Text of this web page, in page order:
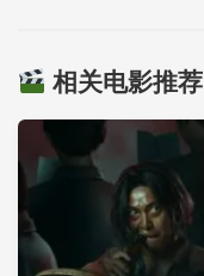
相关电影推荐